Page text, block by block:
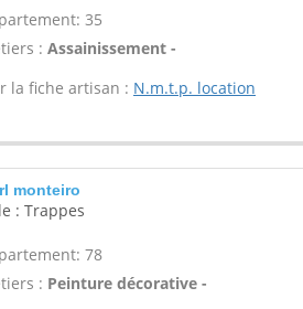
35
: Assainissement -
la fiche artisan : N.m.t.p. location
monteiro
: Trappes
78
: Peinture décorative -